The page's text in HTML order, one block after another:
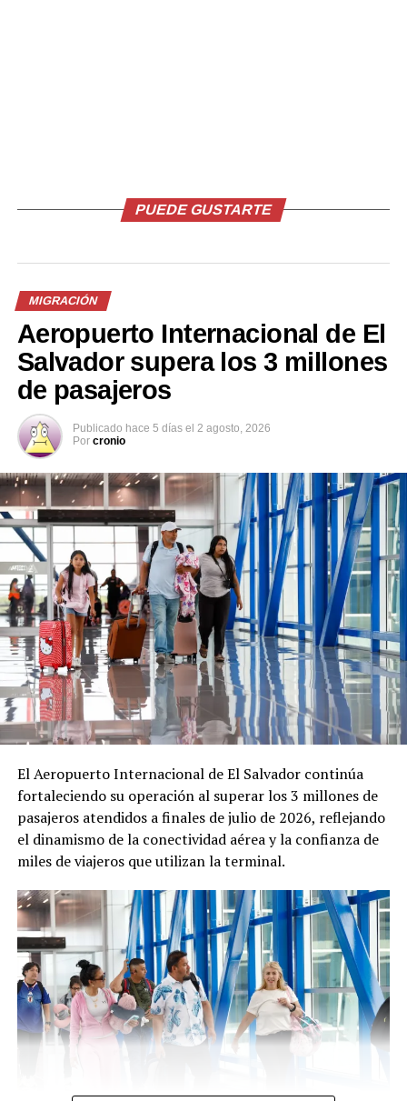
Comparte esto:
Facebook
Me gusta esto:
Relacionado
Nuevo contingente de
Canadá gracias al Programa
de Migración Laboral
12 julio, 2022
Segundo contingente de
salvadoreños saldrá en los
próximos días rumbo a
Canadá
18 agosto, 2021
Anuncian nuevo contingente
de trabajadores
salvadoreños hacia Canadá
PUEDE GUSTARTE
MIGRACIÓN
Aeropuerto Internacional de El
Salvador supera los 3 millones
de pasajeros
Publicado hace 5 días el 2 agosto, 2026
Por cronio
El Aeropuerto Internacional de El Salvador continúa
fortaleciendo su operación al superar los 3 millones de
pasajeros atendidos a finales de julio de 2026, reflejando
el dinamismo de la conectividad aérea y la confianza de
miles de viajeros que utilizan la terminal.